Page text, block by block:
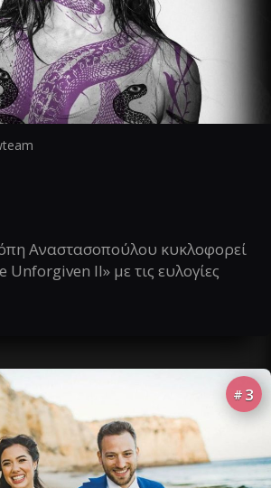
Αναστασοπούλου κυκλοφορεί
Unforgiven II» με τις ευλογίες
# 3